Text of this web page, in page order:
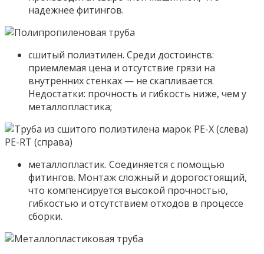
надежнее фитингов.
сшитый полиэтилен. Среди достоинств:
приемлемая цена и отсутствие грязи на
внутренних стенках — не скапливается.
Недостатки: прочность и гибкость ниже, чем у
металлопластика;
металлопластик. Соединяется с помощью
фитингов. Монтаж сложный и дорогостоящий,
что компенсируется высокой прочностью,
гибкостью и отсутствием отходов в процессе
сборки.